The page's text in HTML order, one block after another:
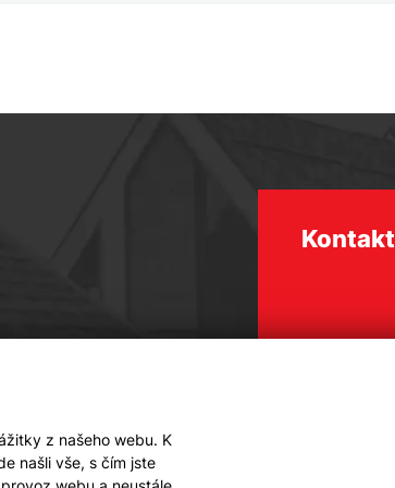
Kontakt
z našeho webu. K
našli vše, s čím jste